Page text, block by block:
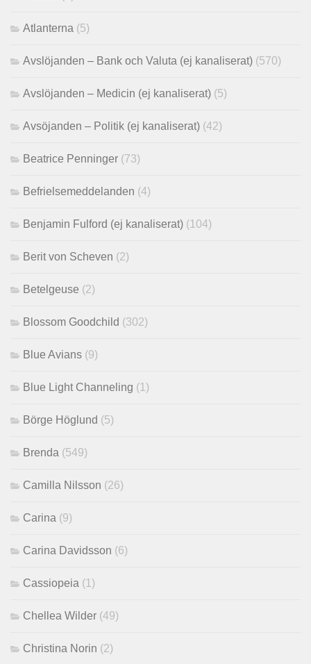
Atlanterna (5)
Avslöjanden – Bank och Valuta (ej kanaliserat) (570)
Avslöjanden – Medicin (ej kanaliserat) (5)
Avsöjanden – Politik (ej kanaliserat) (42)
Beatrice Penninger (73)
Befrielsemeddelanden (4)
Benjamin Fulford (ej kanaliserat) (104)
Berit von Scheven (2)
Betelgeuse (2)
Blossom Goodchild (302)
Blue Avians (9)
Blue Light Channeling (1)
Börge Höglund (5)
Brenda (549)
Camilla Nilsson (26)
Carina (9)
Carina Davidsson (6)
Cassiopeia (1)
Chellea Wilder (49)
Christina Norin (2)